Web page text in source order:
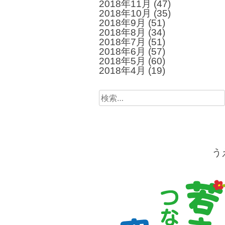
2018年11月 (47)
2018年10月 (35)
2018年9月 (51)
2018年8月 (34)
2018年7月 (51)
2018年6月 (57)
2018年5月 (60)
2018年4月 (19)
検
索:
う